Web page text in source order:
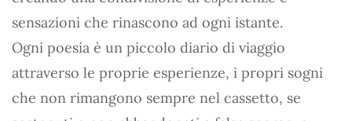
sensazioni che rinascono ad ogni istante.
Ogni poesia è un piccolo diario di viaggio
attraverso le proprie esperienze, i propri sogni
che non rimangono sempre nel cassetto, se